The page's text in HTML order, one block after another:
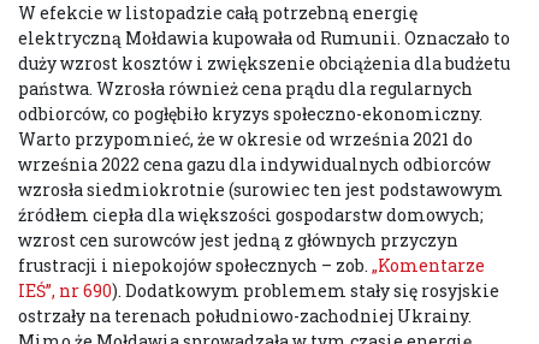
W efekcie w listopadzie całą potrzebną energię
elektryczną Mołdawia kupowała od Rumunii. Oznaczało to
duży wzrost kosztów i zwiększenie obciążenia dla budżetu
państwa. Wzrosła również cena prądu dla regularnych
odbiorców, co pogłębiło kryzys społeczno-ekonomiczny.
Warto przypomnieć, że w okresie od września 2021 do
września 2022 cena gazu dla indywidualnych odbiorców
wzrosła siedmiokrotnie (surowiec ten jest podstawowym
źródłem ciepła dla większości gospodarstw domowych;
wzrost cen surowców jest jedną z głównych przyczyn
frustracji i niepokojów społecznych – zob. „Komentarze
IEŚ”, nr 690). Dodatkowym problemem stały się rosyjskie
ostrzały na terenach południowo-zachodniej Ukrainy.